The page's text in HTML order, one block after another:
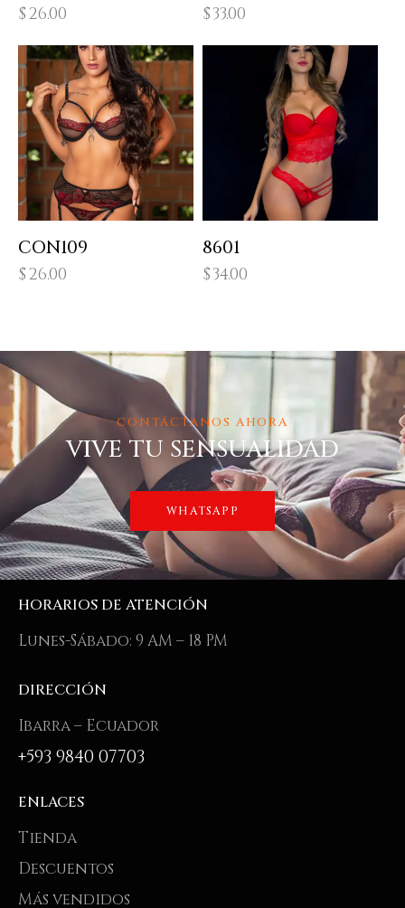
$26.00 $33.00
CON109
$26.00
8601
$34.00
CONTÁCTANOS AHORA
VIVE TU SENSUALIDAD
WHATSAPP
HORARIOS DE ATENCIÓN
Lunes-Sábado: 9 AM – 18 PM
DIRECCIÓN
Ibarra – Ecuador
+593 9840 07703
ENLACES
Tienda
Descuentos
Más vendidos